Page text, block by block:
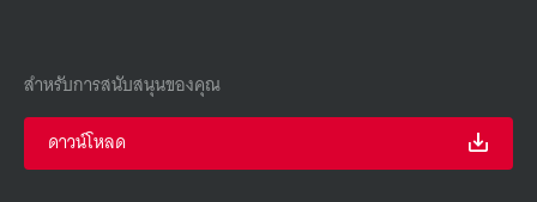
สำหรับการสนับสนุนของคุณ
ดาวน์โหลด